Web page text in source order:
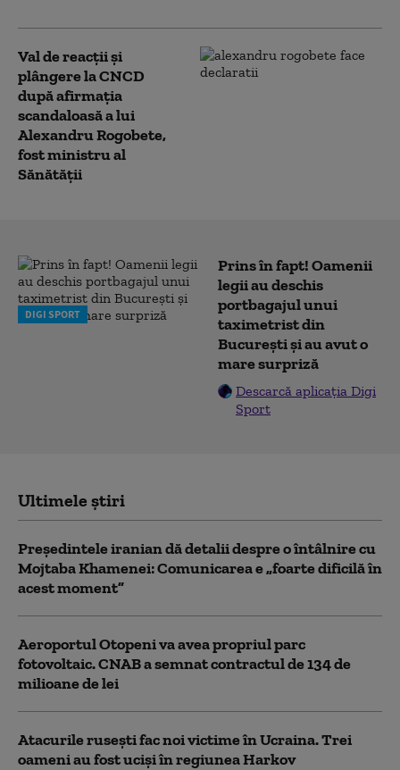
Val de reacții și
plângere la CNCD
după afirmația
scandaloasă a lui
Alexandru Rogobete,
fost ministru al
Sănătății
DIGI SPORT
Prins în fapt! Oamenii
legii au deschis
portbagajul unui
taximetrist din
București și au avut o
mare surpriză
Descarcă aplicația Digi
Sport
Ultimele știri
Preşedintele iranian dă detalii despre o întâlnire cu
Mojtaba Khamenei: Comunicarea e „foarte dificilă în
acest moment”
Aeroportul Otopeni va avea propriul parc
fotovoltaic. CNAB a semnat contractul de 134 de
milioane de lei
Atacurile rusești fac noi victime în Ucraina. Trei
oameni au fost uciși în regiunea Harkov